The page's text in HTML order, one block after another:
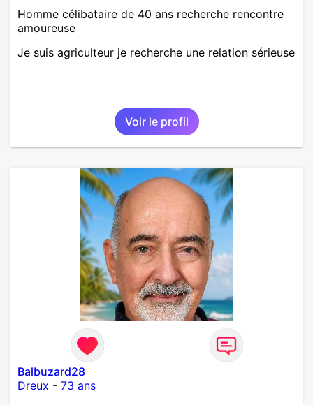
Homme célibataire de 40 ans recherche rencontre
amoureuse
Je suis agriculteur je recherche une relation sérieuse
Voir le profil
Balbuzard28
Dreux - 73 ans